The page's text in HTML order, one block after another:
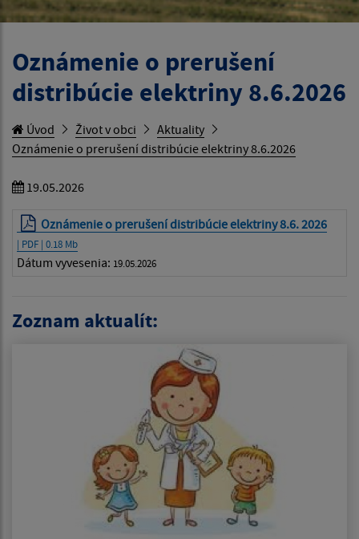
Oznámenie o prerušení
distribúcie elektriny 8.6.2026
Úvod Život v obci
Aktuality
Oznámenie o prerušení distribúcie elektriny 8.6.2026
19.05.2026
Oznámenie o prerušení distribúcie elektriny 8.6. 2026
| PDF | 0.18 Mb
Dátum vyvesenia: 19.05.2026
Zoznam aktualít: